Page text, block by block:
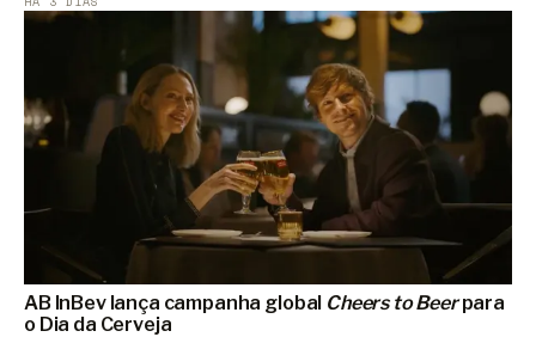
AB InBev lança campanha global Cheers to Beerpara
o Dia da Cerveja